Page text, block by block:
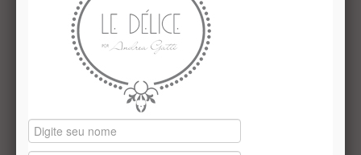
Institucional
Quem Somos
Le Délice Atelier
Lista de comparação
Vale presentes